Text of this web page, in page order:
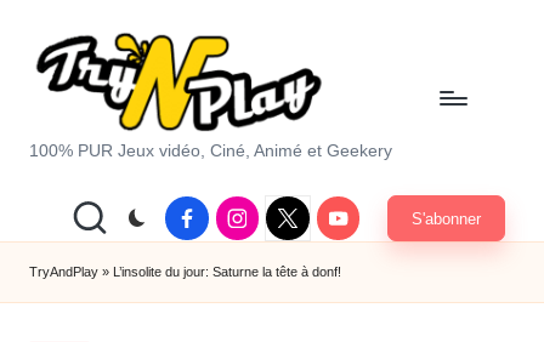
T
y
A
100% PUR Jeux vidéo, Ciné, Animé et Geekery
FacebookInstagram
X
|
Twitter
Youtube S'abonner
TryAndPlay » L’insolite du jour: Saturne la tête à donf!